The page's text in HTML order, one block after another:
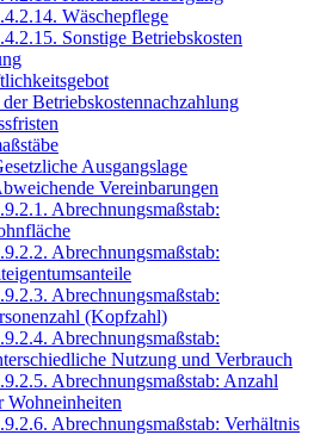
Wäschepflege
Sonstige Betriebskosten
Betriebskostennachzahlung
Ausgangslage
Vereinbarungen
Abrechnungsmaßstab:
Abrechnungsmaßstab:
Abrechnungsmaßstab:
(Kopfzahl)
Abrechnungsmaßstab:
Nutzung und Verbrauch
Abrechnungsmaßstab: Anzahl
Wohneinheiten
Abrechnungsmaßstab: Verhältnis